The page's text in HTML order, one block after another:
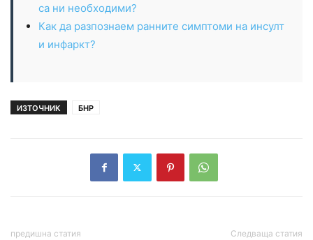
са ни необходими?
Как да разпознаем ранните симптоми на инсулт
и инфаркт?
ИЗТОЧНИК БНР
предишна статия Следваща статия